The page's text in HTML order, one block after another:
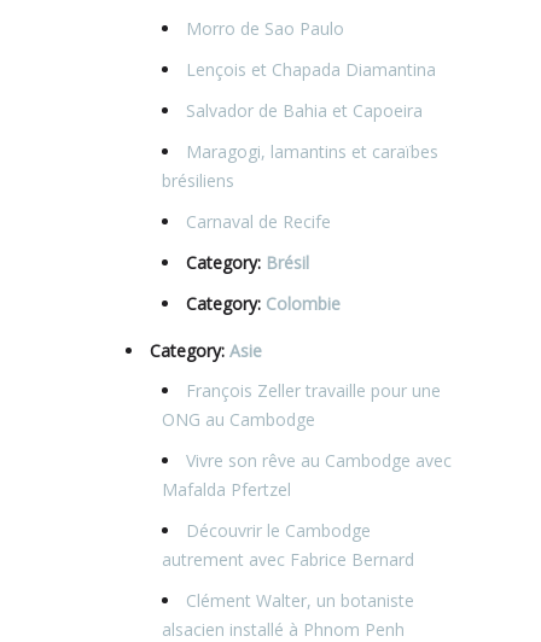
Morro de Sao Paulo
Lençois et Chapada Diamantina
Salvador de Bahia et Capoeira
Maragogi, lamantins et caraïbes
brésiliens
Carnaval de Recife
Category: Brésil
Category: Colombie
Category: Asie
François Zeller travaille pour une
ONG au Cambodge
Vivre son rêve au Cambodge avec
Mafalda Pfertzel
Découvrir le Cambodge
autrement avec Fabrice Bernard
Clément Walter, un botaniste
alsacien installé à Phnom Penh